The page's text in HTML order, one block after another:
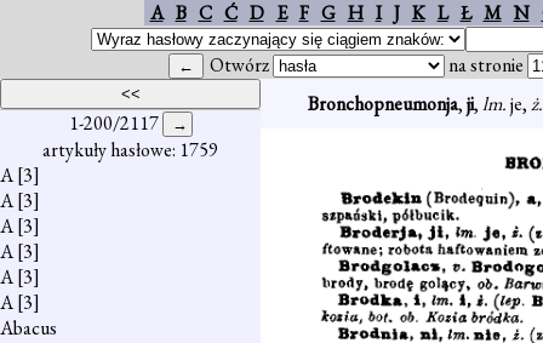
A B C Ć D E F G H I J K L Ł M N
Otwórz na stronie
1-200/2117
artykuły hasłowe: 1759
A[3]
A[3]
A[3]
A[3]
A[3]
A[3]
Abacus
Bronchopneumonja,ji,lm.je,